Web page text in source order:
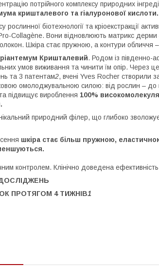
потрійного комплексу природних
кришталевого та гіалуронової кислоти.
біотехнології та кріоекстракції
Collagène. Вони відновлюють матрикс
Шкіра стає пружною, а контури
Кришталевий. Родом із південно-
умов виживання та чинити їм опір. Через
та 3 патентам2, вчені Yves Rocher створили
омолоджувальною силою: від рослин – до
підвищує вироблення 100%
природний філер, що глибоко
шкіра стає більш пружною,
контролем. Клінічно доведена
ДОСЛІДЖЕНЬ
ПРОТЯГОМ 4 ТИЖНІВ1